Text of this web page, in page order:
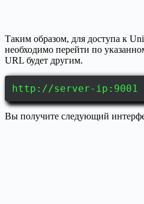
Таким образом, для доступа к
необходимо перейти по
URL будет другим.
http://server-ip:9001
Вы получите следующий